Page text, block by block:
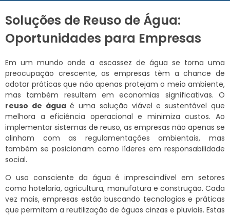
Soluções de Reuso de Água:
Oportunidades para Empresas
Em um mundo onde a escassez de água se torna uma
preocupação crescente, as empresas têm a chance de
adotar práticas que não apenas protejam o meio ambiente,
mas também resultem em economias significativas. O
reuso de águaé uma solução viável e sustentável que
melhora a eficiência operacional e minimiza custos. Ao
implementar sistemas de reuso, as empresas não apenas se
alinham com as regulamentações ambientais, mas
também se posicionam como líderes em responsabilidade
social.
O uso consciente da água é imprescindível em setores
como hotelaria, agricultura, manufatura e construção. Cada
vez mais, empresas estão buscando tecnologias e práticas
que permitam a reutilização de águas cinzas e pluviais. Estas